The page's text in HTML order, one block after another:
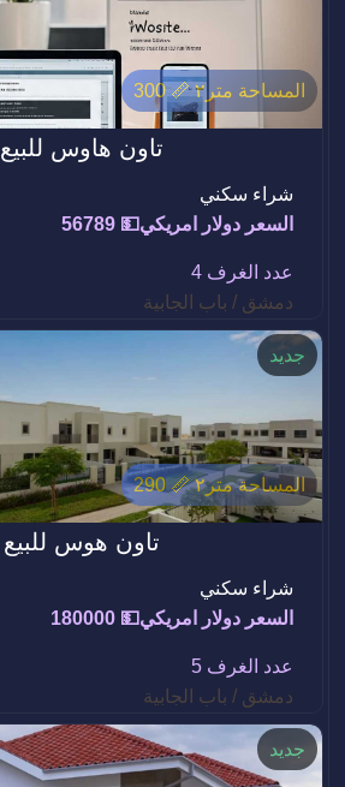
تاون هاوس للبيع
شراء سكني
السعر دولار امريكي💵 56789
المساحة متر٢ 📏 300
عدد الغرف 4
دمشق / باب الجابية
تاون هوس للبيع
شراء سكني
السعر دولار امريكي💵 180000
المساحة متر٢ 📏 290
جديد
عدد الغرف 5
دمشق / باب الجابية
جديد